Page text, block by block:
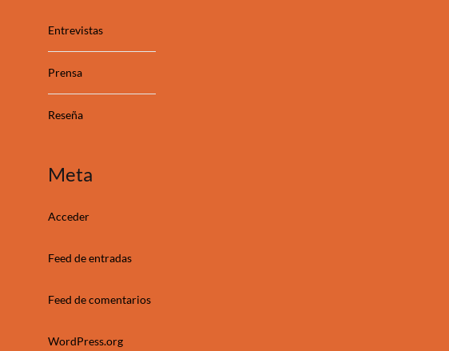
Entrevistas
Prensa
Reseña
Meta
Acceder
Feed de entradas
Feed de comentarios
WordPress.org